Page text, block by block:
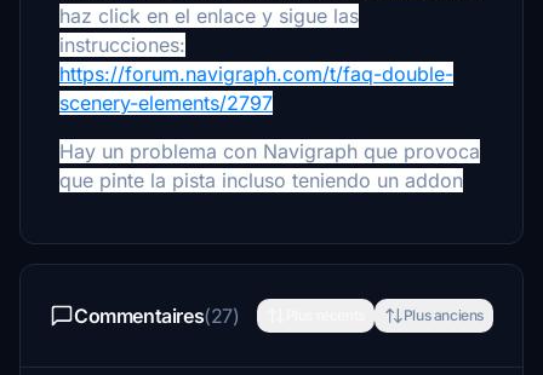
haz click en el enlace y sigue las
instrucciones:
https://forum.navigraph.com/t/faq-double-
scenery-elements/2797
Hay un problema con Navigraph que provoca
que pinte la pista incluso teniendo un addon
Commentaires(27) Plus anciens